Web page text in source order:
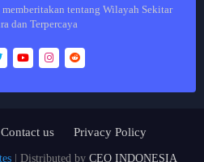
tentang Wilayah Sekitar
dan Terpercaya
| Distributed by CEO INDONESIA
Contact us Privacy Policy